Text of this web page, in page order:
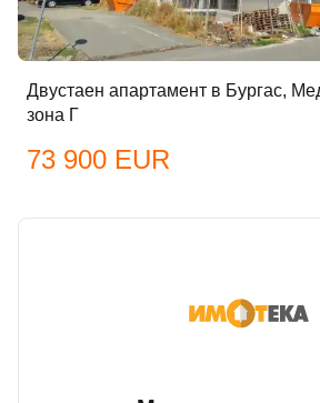
Двустаен апартамент в Бургас,
зона Г
73 900 EUR